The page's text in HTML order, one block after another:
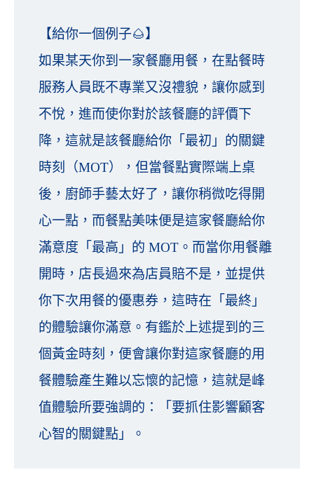
【給你一個例子🌰】
如果某天你到一家餐廳用餐，在點餐時
服務人員既不專業又沒禮貌，讓你感到
不悅，進而使你對於該餐廳的評價下
降，這就是該餐廳給你「最初」的關鍵
時刻（MOT），但當餐點實際端上桌
後，廚師手藝太好了，讓你稍微吃得開
心一點，而餐點美味便是這家餐廳給你
滿意度「最高」的 MOT。而當你用餐離
開時，店長過來為店員賠不是，並提供
你下次用餐的優惠券，這時在「最終」
的體驗讓你滿意。有鑑於上述提到的三
個黃金時刻，便會讓你對這家餐廳的用
餐體驗產生難以忘懷的記憶，這就是峰
值體驗所要強調的：「要抓住影響顧客
心智的關鍵點」。